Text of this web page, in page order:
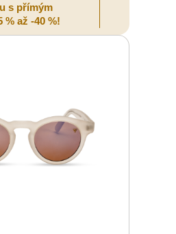
s přímým
% až -40 %!